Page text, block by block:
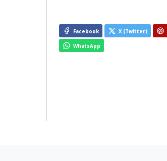
Facebook X (Twitter)
WhatsApp